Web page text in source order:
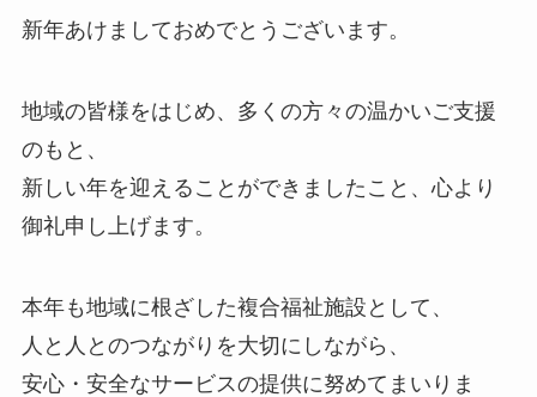
新年あけましておめでとうございます。
地域の皆様をはじめ、多くの方々の温かいご支援
のもと、
新しい年を迎えることができましたこと、心より
御礼申し上げます。
本年も地域に根ざした複合福祉施設として、
人と人とのつながりを大切にしながら、
安心・安全なサービスの提供に努めてまいりま